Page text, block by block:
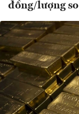
đồng/lượng